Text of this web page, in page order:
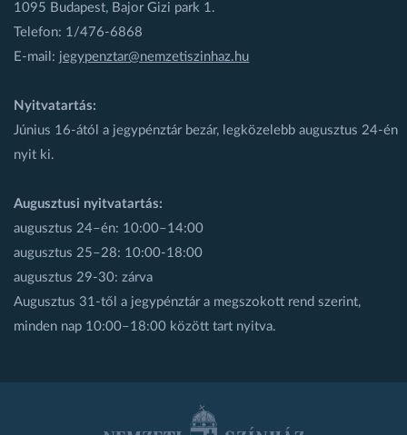
1095 Budapest, Bajor Gizi park 1.
Telefon: 1/476-6868
E-mail: jegypenztar@nemzetiszinhaz.hu
Nyitvatartás:
Június 16-ától a jegypénztár bezár, legközelebb augusztus 24-én
nyit ki.
Augusztusi nyitvatartás:
augusztus 24–én: 10:00–14:00
augusztus 25–28: 10:00-18:00
augusztus 29-30: zárva
Augusztus 31-től a jegypénztár a megszokott rend szerint,
minden nap 10:00–18:00 között tart nyitva.